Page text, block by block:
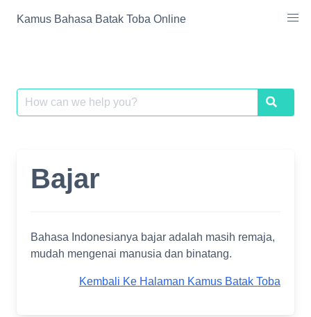
Kamus Bahasa Batak Toba Online
Search
for:
Search
Bajar
Bahasa Indonesianya bajar adalah masih remaja,
mudah mengenai manusia dan binatang.
Kembali Ke Halaman Kamus Batak Toba